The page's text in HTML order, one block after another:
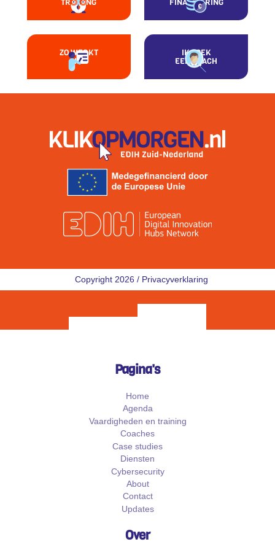
ZO WERKT
HET
IK ZOEK
EEN COACH
Copyright 2026 / Privacyverklaring
Pagina's
Home
Agenda
Vaardigheden en training
Coaches
Case studies
Diensten
Cybersecurity
About
Contact
Updates
Over